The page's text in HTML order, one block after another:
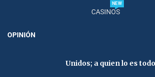
CASINOS
NEW
OPINIÓN
Unidos; a quien lo es todo